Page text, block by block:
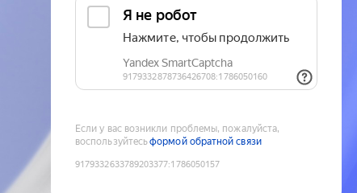
Если у вас возникли проблемы, пожалуйста,
воспользуйтесьформой обратной связи
9179332633789203377:1786050157